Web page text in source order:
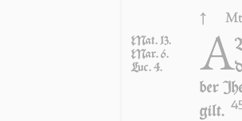
↑
Mat. 13.
Mar. 6.
Luc. 4.
A
ber
gilt.